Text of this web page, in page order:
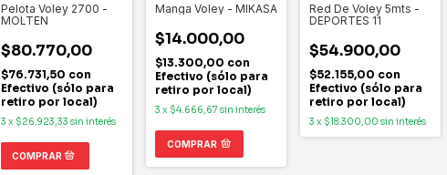
Pelota Voley 2700 -
MOLTEN
$80.770,00
$76.731,50 con
Efectivo (sólo para
retiro por local)
3 x $26.923,33 sin interés
Manga Voley - MIKASA
$14.000,00
$13.300,00 con
Efectivo (sólo para
retiro por local)
3 x $4.666,67 sin interés
COMPRAR
Red De Voley 5mts -
DEPORTES 11
$54.900,00
$52.155,00 con
Efectivo (sólo para
retiro por local)
3 x $18.300,00 sin interés